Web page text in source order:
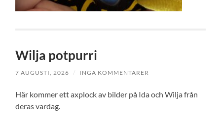
Wilja potpurri
7 AUGUSTI, 2026 / INGA KOMMENTARER
Här kommer ett axplock av bilder på Ida och Wilja från
deras vardag.